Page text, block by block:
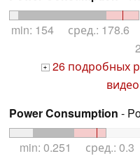
min: 154 сред.:
+ 26 подробных
Power Consumption -
min: 0.251 сред.: